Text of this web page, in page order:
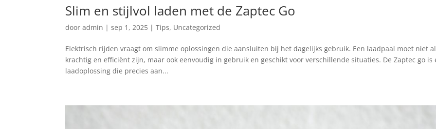
Slim en stijlvol laden met de Zaptec Go
dooradmin |sep 1, 2025 |Tips, Uncategorized
Elektrisch rijden vraagt om slimme oplossingen die aansluiten bij het dagelijks gebruik. Een laadpaal moet niet
krachtig en efficiënt zijn, maar ook eenvoudig in gebruik en geschikt voor verschillende situaties. De Zaptec go is
laadoplossing die precies aan...